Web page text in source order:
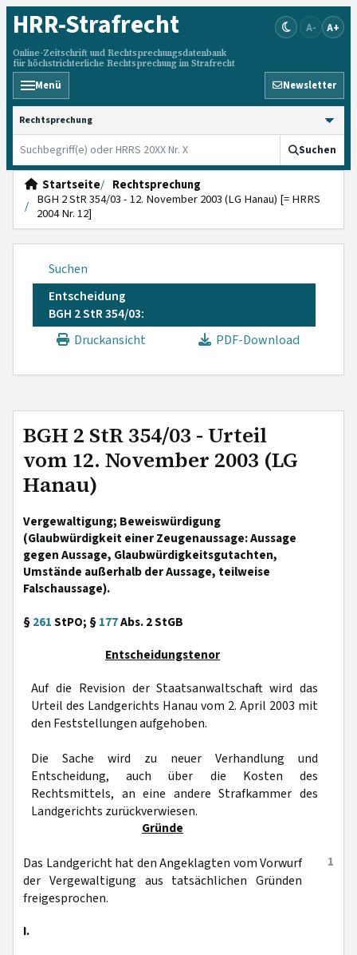
HRR-Strafrecht
Online-Zeitschrift und Rechtsprechungsdatenbank
für höchstrichterliche Rechtsprechung im Strafrecht
A- A+
Menü Newsletter
HRRS durchsuchen
Suchen
Startseite
Rechtsprechung
BGH 2 StR 354/03 - 12. November 2003 (LG Hanau) [= HRRS
2004 Nr. 12]
Suchen
Entscheidung
BGH 2 StR 354/03:
Druckansicht
PDF-Download
BGH 2 StR 354/03 - Urteil
vom 12. November 2003 (LG
Hanau)
Vergewaltigung; Beweiswürdigung
(Glaubwürdigkeit einer Zeugenaussage: Aussage
gegen Aussage, Glaubwürdigkeitsgutachten,
Umstände außerhalb der Aussage, teilweise
Falschaussage).
§261StPO; §177Abs. 2 StGB
Entscheidungstenor
Auf die Revision der Staatsanwaltschaft wird das
Urteil des Landgerichts Hanau vom 2. April 2003 mit
den Feststellungen aufgehoben.
Die Sache wird zu neuer Verhandlung und
Entscheidung, auch über die Kosten des
Rechtsmittels, an eine andere Strafkammer des
Landgerichts zurückverwiesen.
Gründe
1
Das Landgericht hat den Angeklagten vom Vorwurf
der Vergewaltigung aus tatsächlichen Gründen
freigesprochen.
I.